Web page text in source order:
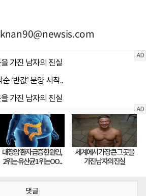
knan90@newsis.com
댓글